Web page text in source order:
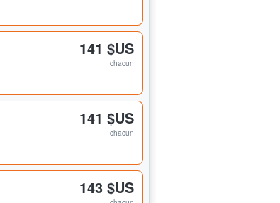
141 $US
chacun
141 $US
chacun
143 $US